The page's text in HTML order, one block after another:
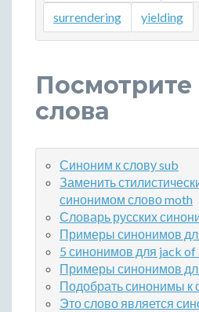
surrendering
yielding
Посмотрите
слова
Синоним к слову sub
Заменить
синонимом слово moth
Словарь русских
Примеры синонимов
5 синонимов для jack of
Примеры синонимов
Подобрать синонимы к
Это слово является